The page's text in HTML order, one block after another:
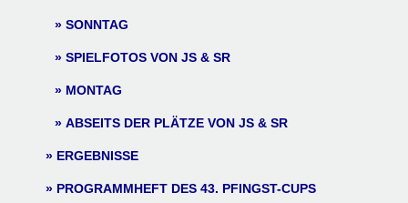
SONNTAG
SPIELFOTOS VON JS & SR
MONTAG
ABSEITS DER PLÄTZE VON JS & SR
ERGEBNISSE
PROGRAMMHEFT DES 43. PFINGST-CUPS